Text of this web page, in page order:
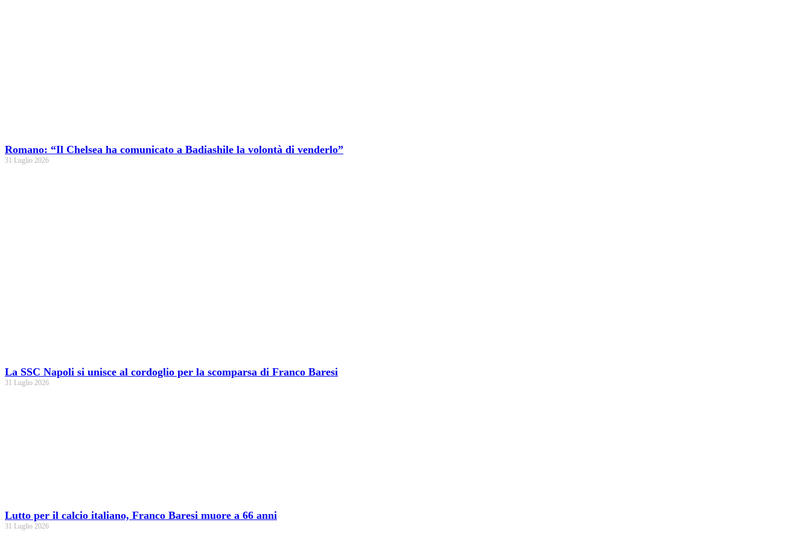
Romano: “Il Chelsea ha comunicato a Badiashile la volontà di venderlo”
31 Luglio 2026
La SSC Napoli si unisce al cordoglio per la scomparsa di Franco Baresi
31 Luglio 2026
Lutto per il calcio italiano, Franco Baresi muore a 66 anni
31 Luglio 2026